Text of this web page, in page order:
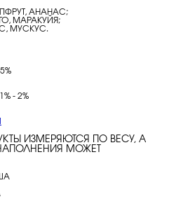
АНАНАС;
МАРАКУЙЯ;
МУСКУС.
- 2%
ИЗМЕРЯЮТСЯ ПО ВЕСУ, А
МОЖЕТ